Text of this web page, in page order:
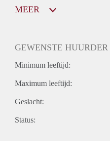
MEER
GEWENSTE HUURDER
Minimum leeftijd:
Maximum leeftijd:
Geslacht:
Status: